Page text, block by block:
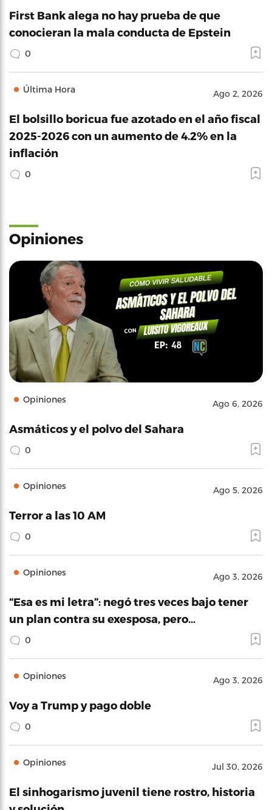
First Bank alega no hay prueba de que
conocieran la mala conducta de Epstein
0
Última Hora Ago 2, 2026
El bolsillo boricua fue azotado en el año fiscal
2025-2026 con un aumento de 4.2% en la
inflación
0
Opiniones
Opiniones Ago 6, 2026
Asmáticos y el polvo del Sahara
0
Opiniones Ago 5, 2026
Terror a las 10 AM
0
Opiniones Ago 3, 2026
“Esa es mi letra”: negó tres veces bajo tener
un plan contra su exesposa, pero…
0
Opiniones Ago 3, 2026
Voy a Trump y pago doble
0
Opiniones Jul 30, 2026
El sinhogarismo juvenil tiene rostro, historia